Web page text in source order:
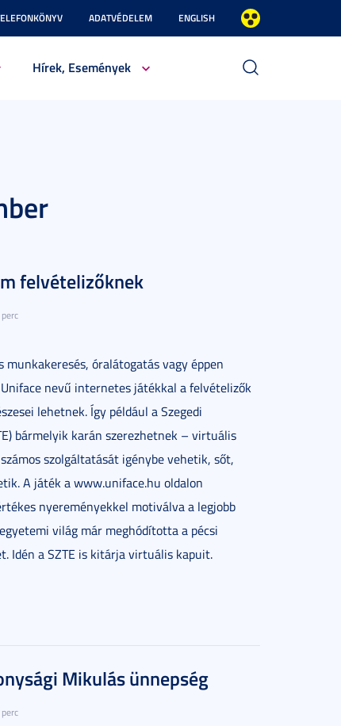
ADATVÉDELEM ENGLISH
Hírek, Események
felvételizőknek
óralátogatás vagy éppen
nevű internetes játékkal a felvételizők
lehetnek. Így például a Szegedi
bármelyik karán szerezhetnek – virtuális
szolgáltatását igénybe vehetik, sőt,
A játék a www.uniface.hu oldalon
nyereményekkel motiválva a legjobb
világ már meghódította a pécsi
Idén a SZTE is kitárja virtuális kapuit.
Mikulás ünnepség